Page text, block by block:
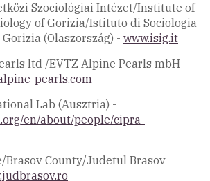
Szociológiai Intézet/Institute of
of Gorizia/Istituto di Sociologia
(Olaszország) - www.isig.it
ltd /EVTZ Alpine Pearls mbH
pearls.com
Lab (Ausztria) -
en/about/people/cipra-
Brasov County/Judetul Brasov